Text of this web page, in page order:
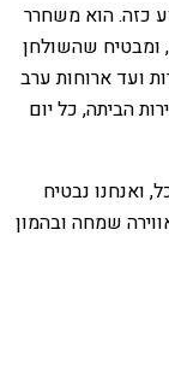
כזה. הוא משחרר
שהשולחן
ועד ארוחות ערב
הביתה, כל יום
ואנחנו נבטיח
שמחה ובהמון